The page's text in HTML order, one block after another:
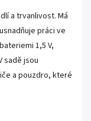
a trvanlivost. Má
práci ve
1,5 V,
sadě jsou
a pouzdro, které